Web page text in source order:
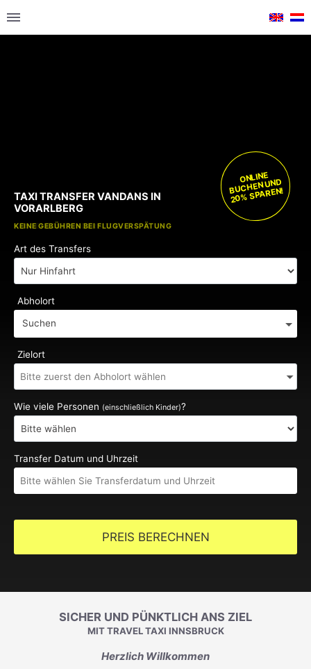
KOSTENLOSE KINDERSITZE
KEINE GEBÜHREN BEI FLUGVERSPÄTUNG
TAXI TRANSFER VANDANS IN
VORARLBERG
ONLINE
BUCHEN UND
20% SPAREN!
Art des Transfers
Abholort
Suchen
Zielort
Wie viele Personen (einschließlich Kinder)?
Transfer Datum und Uhrzeit
PREIS BERECHNEN
SICHER UND PÜNKTLICH ANS ZIEL
MIT TRAVEL TAXI INNSBRUCK
Herzlich Willkommen